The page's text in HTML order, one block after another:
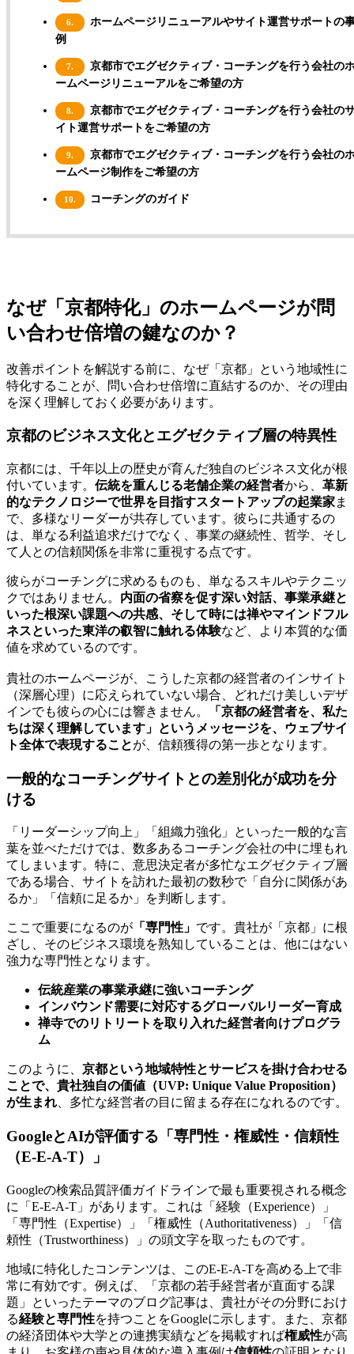
6.
ホームページリニューアルやサイト運営サポートの
例
7.
京都市でエグゼクティブ・コーチングを行う会社の
ームページリニューアルをご希望の方
8.
京都市でエグゼクティブ・コーチングを行う会社の
イト運営サポートをご希望の方
9.
京都市でエグゼクティブ・コーチングを行う会社の
ームページ制作をご希望の方
10. コーチングのガイド
なぜ「京都特化」のホームページが問
い合わせ倍増の鍵なのか？
改善ポイントを解説する前に、なぜ「京都」という地域性に
特化することが、問い合わせ倍増に直結するのか、その理由
を深く理解しておく必要があります。
京都のビジネス文化とエグゼクティブ層の特異性
京都には、千年以上の歴史が育んだ独自のビジネス文化が根
付いています。 伝統を重んじる老舗企業の経営者から、 革新
的なテクノロジーで世界を目指すスタートアップの起業家ま
で、多様なリーダーが共存しています。彼らに共通するの
は、単なる利益追求だけでなく、事業の継続性、哲学、そし
て人との信頼関係を非常に重視する点です。
彼らがコーチングに求めるものも、単なるスキルやテクニッ
クではありません。 内面の省察を促す深い対話、事業承継と
いった根深い課題への共感、そして時には禅やマインドフル
ネスといった東洋の叡智に触れる体験など、より本質的な価
値を求めているのです。
貴社のホームページが、こうした京都の経営者のインサイト
（深層心理）に応えられていない場合、どれだけ美しいデザ
インでも彼らの心には響きません。
「京都の経営者を、私た
ちは深く理解しています」というメッセージを、ウェブサイ
ト全体で表現することが、信頼獲得の第一歩となります。
一般的なコーチングサイトとの差別化が成功を分
ける
「リーダーシップ向上」「組織力強化」といった一般的な言
葉を並べただけでは、数多あるコーチング会社の中に埋もれ
てしまいます。特に、意思決定者が多忙なエグゼクティブ層
である場合、サイトを訪れた最初の数秒で「自分に関係があ
るか」「信頼に足るか」を判断します。
ここで重要になるのが 「専門性」 です。貴社が「京都」に根
ざし、そのビジネス環境を熟知していることは、他にはない
強力な専門性となります。
伝統産業の事業承継に強いコーチング
インバウンド需要に対応するグローバルリーダー育成
禅寺でのリトリートを取り入れた経営者向けプログラ
ム
このように、 京都という地域特性とサービスを掛け合わせる
ことで、貴社独自の価値（UVP: Unique Value Proposition）
が生まれ、多忙な経営者の目に留まる存在になれるのです。
GoogleとAIが評価する「専門性・権威性・信頼性
（E-E-A-T）」
Googleの検索品質評価ガイドラインで最も重要視される概念
に「E-E-A-T」があります。これは「経験（Experience）」
「専門性（Expertise）」「権威性（Authoritativeness）」「信
頼性（Trustworthiness）」の頭文字を取ったものです。
地域に特化したコンテンツは、このE-E-A-Tを高める上で非
常に有効です。例えば、「京都の若手経営者が直面する課
題」といったテーマのブログ記事は、貴社がその分野におけ
る経験と専門性を持つことをGoogleに示します。また、京都
の経済団体や大学との連携実績などを掲載すれば権威性が高